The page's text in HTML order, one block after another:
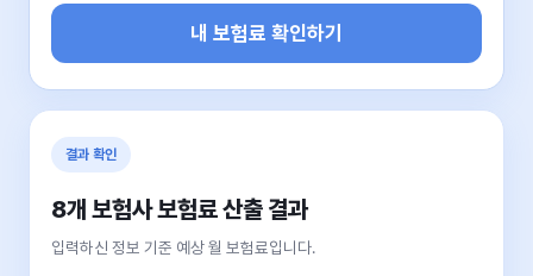
내 보험료 확인하기
결과 확인
8개 보험사 보험료 산출 결과
입력하신 정보 기준 예상 월 보험료입니다.